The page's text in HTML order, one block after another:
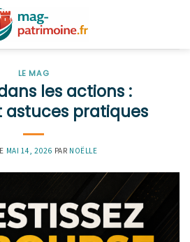
LE MAG
les actions :
astuces pratiques
MAI 14, 2026 PAR NOËLLE